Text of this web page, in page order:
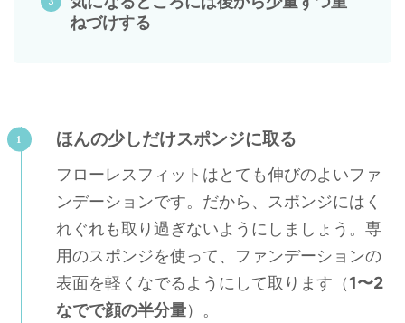
ねづけする
ほんの少しだけスポンジに取る
フローレスフィットはとても伸びのよいファ
ンデーションです。だから、スポンジにはく
れぐれも取り過ぎないようにしましょう。専
用のスポンジを使って、ファンデーションの
表面を軽くなでるようにして取ります（1〜2
なでで顔の半分量）。